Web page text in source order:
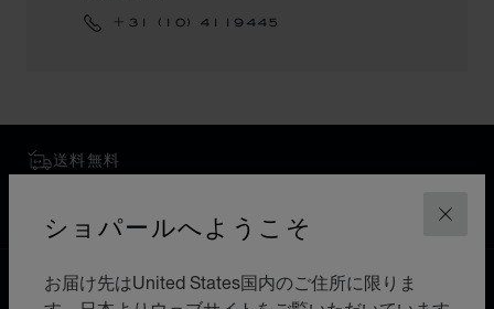
閉じる
ショパールへようこそ
お届け先はUnited States国内のご住所に限りま
+31 (10) 4119445
送料無料
ホーム ブティックを検索 すべてのブティック